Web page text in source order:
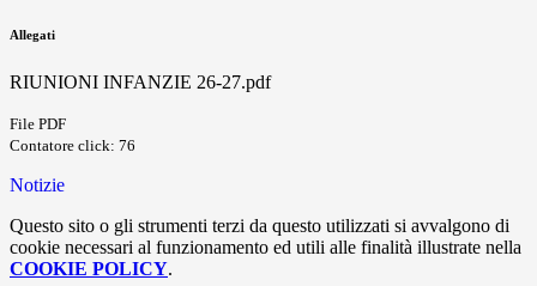
Allegati
RIUNIONI INFANZIE 26-27.pdf
File PDF
Contatore click: 76
Notizie
Questo sito o gli strumenti terzi da questo utilizzati si avvalgono di
cookie necessari al funzionamento ed utili alle finalità illustrate nella
COOKIE POLICY.